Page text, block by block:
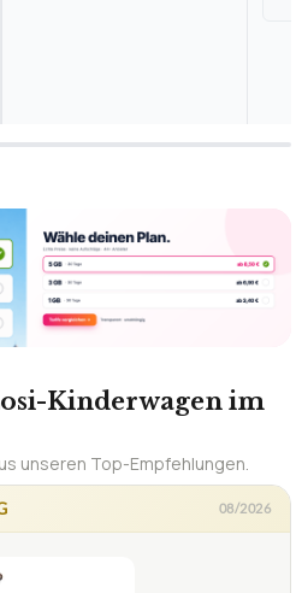
Kinderwagen im
unseren Top-Empfehlungen.
08/2026